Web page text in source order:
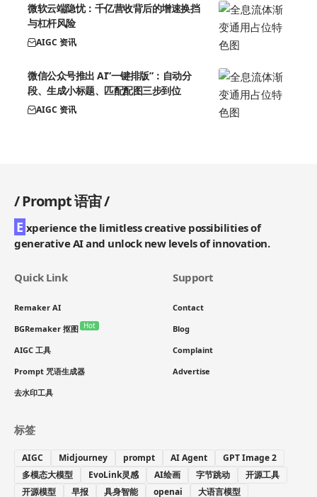
微软云端隐忧：千亿营收背后的增速换挡
与杠杆风险
AIGC 资讯
微信公众号推出 AI”一键排版”：自动分
段、生成小标题、匹配配图三步到位
AIGC 资讯
/Prompt 语宙/
E xperience the limitless creative possibilities of
generative AI and unlock new levels of innovation.
Quick Link
Remaker AI
BGRemaker 抠图 Hot
AIGC 工具
Prompt 咒语生成器
去水印工具
Support
Contact
Blog
Complaint
Advertise
标签
AIGC Midjourney prompt AI Agent
GPT Image 2
多模态大模型
EvoLink灵感 AI绘画 字节跳动
开源工具
开源模型
早报 具身智能 openai 大语言模型